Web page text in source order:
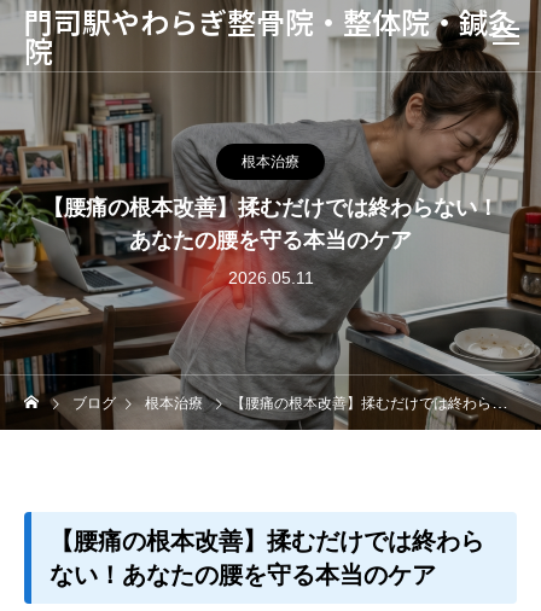
門司駅やわらぎ整骨院・整体院・鍼灸
院
根本治療
【腰痛の根本改善】揉むだけでは終わらない！
あなたの腰を守る本当のケア
2026.05.11
ブログ 根本治療 【腰痛の根本改善】揉むだけでは終わらない！あなたの腰を守る本当のケア
【腰痛の根本改善】揉むだけでは終わら
ない！あなたの腰を守る本当のケア